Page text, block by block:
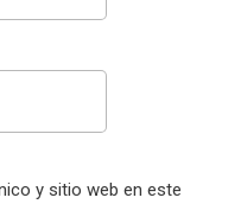
y sitio web en este